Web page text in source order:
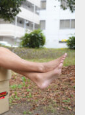
細マッチョ)
捨